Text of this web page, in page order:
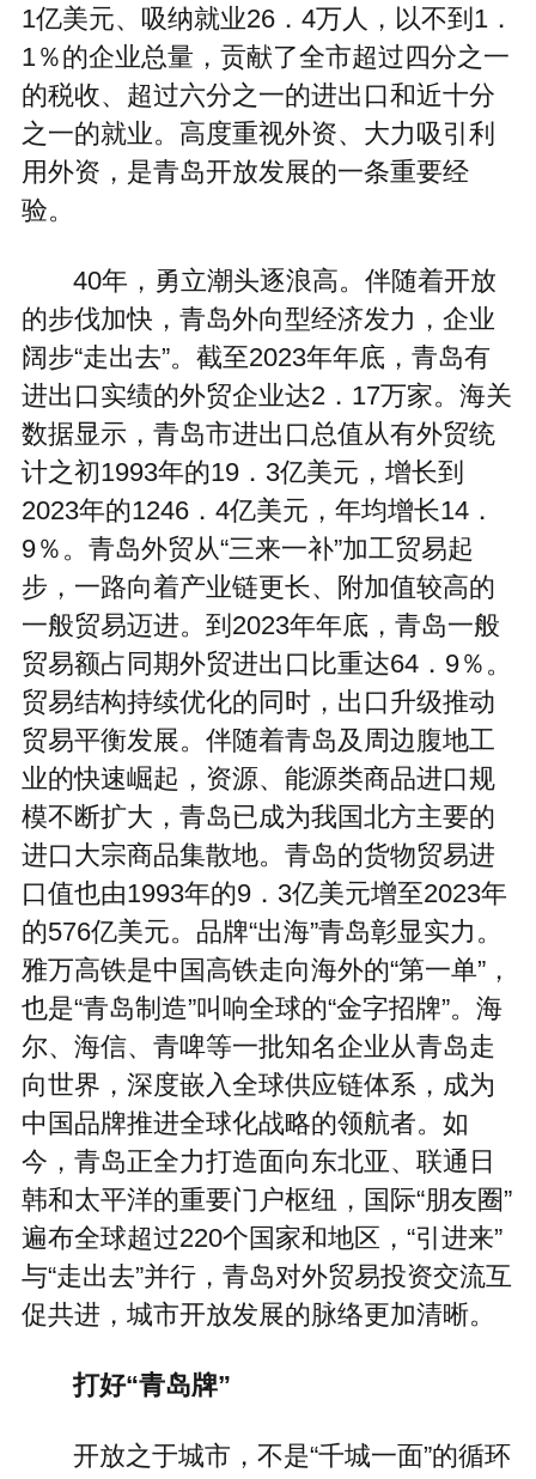
1亿美元、吸纳就业26．4万人，以不到1．
1％的企业总量，贡献了全市超过四分之一
的税收、超过六分之一的进出口和近十分
之一的就业。高度重视外资、大力吸引利
用外资，是青岛开放发展的一条重要经
验。
40年，勇立潮头逐浪高。伴随着开放
的步伐加快，青岛外向型经济发力，企业
阔步“走出去”。截至2023年年底，青岛有
进出口实绩的外贸企业达2．17万家。海关
数据显示，青岛市进出口总值从有外贸统
计之初1993年的19．3亿美元，增长到
2023年的1246．4亿美元，年均增长14．
9％。青岛外贸从“三来一补”加工贸易起
步，一路向着产业链更长、附加值较高的
一般贸易迈进。到2023年年底，青岛一般
贸易额占同期外贸进出口比重达64．9％。
贸易结构持续优化的同时，出口升级推动
贸易平衡发展。伴随着青岛及周边腹地工
业的快速崛起，资源、能源类商品进口规
模不断扩大，青岛已成为我国北方主要的
进口大宗商品集散地。青岛的货物贸易进
口值也由1993年的9．3亿美元增至2023年
的576亿美元。品牌“出海”青岛彰显实力。
雅万高铁是中国高铁走向海外的“第一单”，
也是“青岛制造”叫响全球的“金字招牌”。海
尔、海信、青啤等一批知名企业从青岛走
向世界，深度嵌入全球供应链体系，成为
中国品牌推进全球化战略的领航者。如
今，青岛正全力打造面向东北亚、联通日
韩和太平洋的重要门户枢纽，国际“朋友圈”
遍布全球超过220个国家和地区，“引进来”
与“走出去”并行，青岛对外贸易投资交流互
促共进，城市开放发展的脉络更加清晰。
打好“青岛牌”
开放之于城市，不是“千城一面”的循环